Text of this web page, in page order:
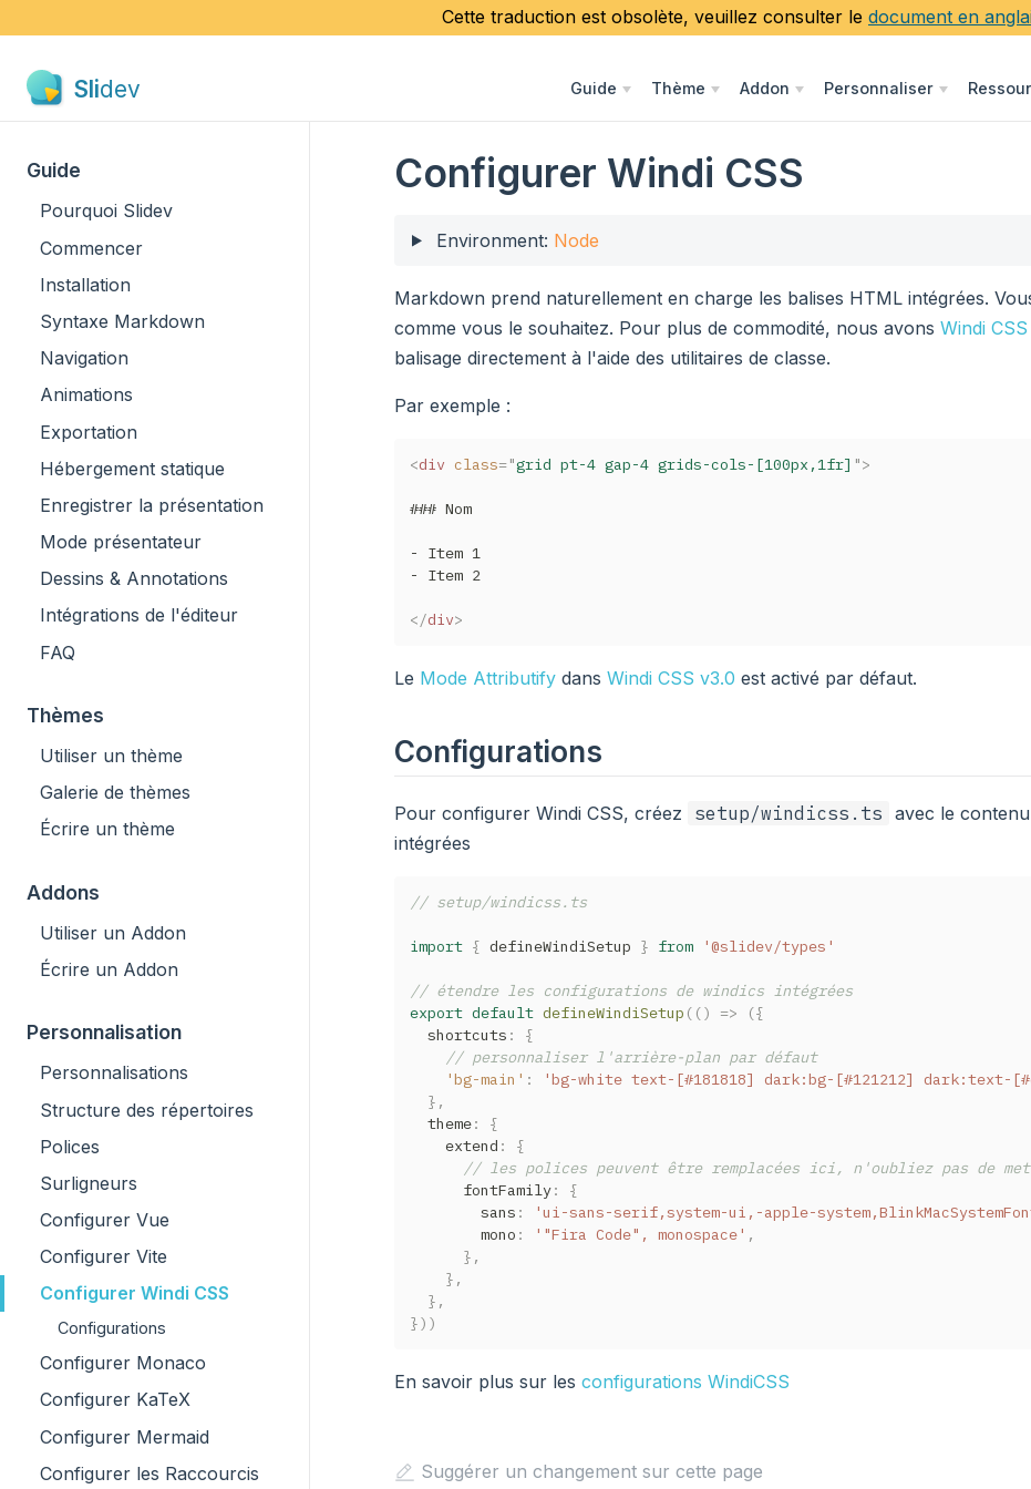
Cette traduction est obsolète, veuillez consulter le document en
Slidev Guide Thème Addon Personnaliser
Guide
Pourquoi Slidev
Commencer
Installation
Syntaxe Markdown
Navigation
Animations
Exportation
Hébergement statique
Enregistrer la présentation
Mode présentateur
Dessins & Annotations
Intégrations de l'éditeur
FAQ
Thèmes
Utiliser un thème
Galerie de thèmes
Écrire un thème
Addons
Utiliser un Addon
Écrire un Addon
Personnalisation
Personnalisations
Structure des répertoires
Polices
Surligneurs
Configurer Vue
Configurer Vite
Configurer Windi CSS
Configurations
Configurer Monaco
Configurer KaTeX
Configurer Mermaid
Configurer les Raccourcis
Configurer Windi CSS
Environment: Node
Markdown prend naturellement en charge les balises HTML intégrées.
comme vous le souhaitez. Pour plus de commodité, nous avons Windi CSS
balisage directement à l'aide des utilitaires de classe.
Par exemple :
<div class="grid pt-4 gap-4 grids-cols-[100px,1fr] ">
### Nom
- Item 1
- Item 2
</div>
Le Mode Attributify dans Windi CSS v3.0 est activé par défaut.
Configurations
Pour configurer Windi CSS, créez setup/windicss.ts avec le
intégrées
// setup/windicss.ts
import { defineWindiSetup } from '@slidev/types'
// étendre les configurations de windics intégrées
export default defineWindiSetup ( () => ({
  shortcuts
:
{
// personnaliser l'arrière-plan par défaut
'bg-main' : 'bg-white text-[#181818] dark:bg-[#121212] dark:text-
} ,
  theme
:
{
    extend
:
{
// les polices peuvent être remplacées ici, n'oubliez pas de
      fontFamily
:
{
        sans
:
'ui-sans-serif,system-ui,-apple-
        mono
: '"Fira Code", monospace' ,
} ,
} ,
} ,
}) )
En savoir plus sur les configurations WindiCSS
Suggérer un changement sur cette page